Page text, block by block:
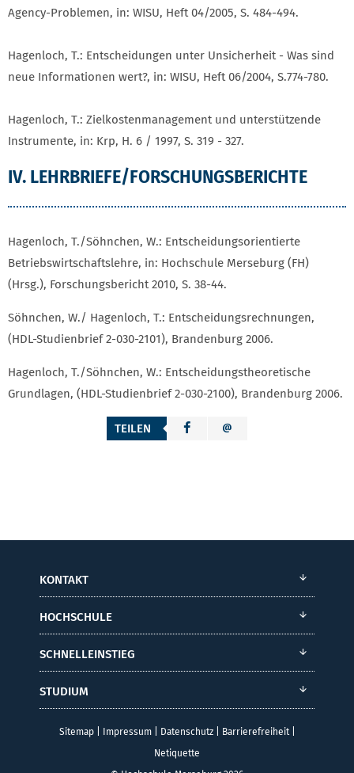
Agency-Problemen, in: WISU, Heft 04/2005, S. 484-494.
Hagenloch, T.: Entscheidungen unter Unsicherheit - Was sind
neue Informationen wert?, in: WISU, Heft 06/2004, S.774-780.
Hagenloch, T.: Zielkostenmanagement und unterstützende
Instrumente, in: Krp, H. 6 / 1997, S. 319 - 327.
IV. LEHRBRIEFE/FORSCHUNGSBERICHTE
Hagenloch, T./Söhnchen, W.: Entscheidungsorientierte
Betriebswirtschaftslehre, in: Hochschule Merseburg (FH)
(Hrsg.), Forschungsbericht 2010, S. 38-44.
Söhnchen, W./ Hagenloch, T.: Entscheidungsrechnungen,
(HDL-Studienbrief 2-030-2101), Brandenburg 2006.
Hagenloch, T./Söhnchen, W.: Entscheidungstheoretische
Grundlagen, (HDL-Studienbrief 2-030-2100), Brandenburg 2006.
TEILEN
KONTAKT
HOCHSCHULE
SCHNELLEINSTIEG
STUDIUM
Sitemap| Impressum| Datenschutz| Barrierefreiheit|
Netiquette